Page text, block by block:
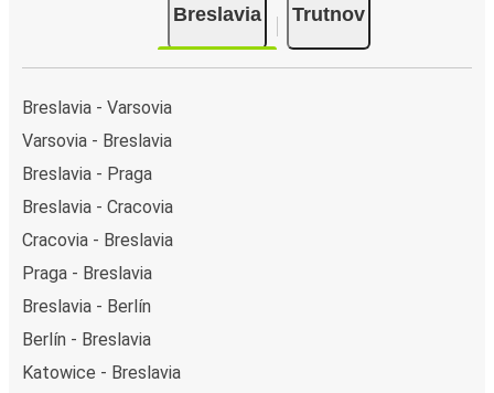
Breslavia Trutnov
Breslavia - Varsovia
Varsovia - Breslavia
Breslavia - Praga
Breslavia - Cracovia
Cracovia - Breslavia
Praga - Breslavia
Breslavia - Berlín
Berlín - Breslavia
Katowice - Breslavia